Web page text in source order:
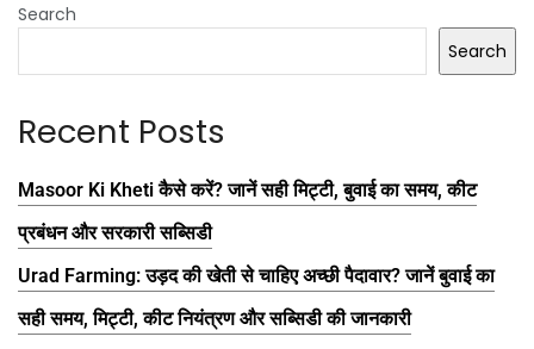
Search
Search
Recent Posts
Masoor Ki Kheti कैसे करें? जानें सही मिट्टी, बुवाई का समय, कीट
प्रबंधन और सरकारी सब्सिडी
Urad Farming: उड़द की खेती से चाहिए अच्छी पैदावार? जानें बुवाई का
सही समय, मिट्टी, कीट नियंत्रण और सब्सिडी की जानकारी